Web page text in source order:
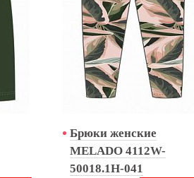
Брюки женские
MELADO 4112W-
50018.1H-041